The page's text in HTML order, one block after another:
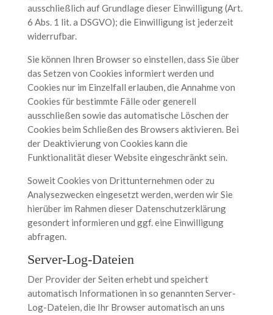
ausschließlich auf Grundlage dieser Einwilligung (Art.
6 Abs. 1 lit. a DSGVO); die Einwilligung ist jederzeit
widerrufbar.
Sie können Ihren Browser so einstellen, dass Sie über
das Setzen von Cookies informiert werden und
Cookies nur im Einzelfall erlauben, die Annahme von
Cookies für bestimmte Fälle oder generell
ausschließen sowie das automatische Löschen der
Cookies beim Schließen des Browsers aktivieren. Bei
der Deaktivierung von Cookies kann die
Funktionalität dieser Website eingeschränkt sein.
Soweit Cookies von Drittunternehmen oder zu
Analysezwecken eingesetzt werden, werden wir Sie
hierüber im Rahmen dieser Datenschutzerklärung
gesondert informieren und ggf. eine Einwilligung
abfragen.
Server-Log-Dateien
Der Provider der Seiten erhebt und speichert
automatisch Informationen in so genannten Server-
Log-Dateien, die Ihr Browser automatisch an uns